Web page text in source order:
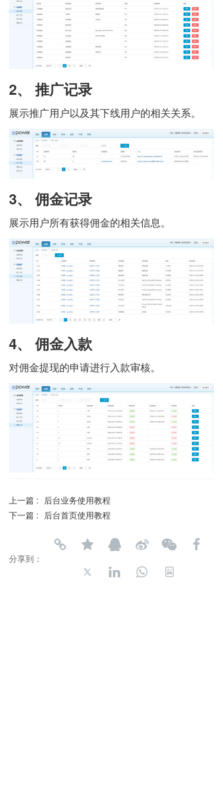
2、 推广记录
展示推广用户以及其下线用户的相关关系。
3、 佣金记录
展示用户所有获得佣金的相关信息。
4、 佣金入款
对佣金提现的申请进行入款审核。
上一篇 : 后台业务使用教程
下一篇 : 后台首页使用教程
分享到：